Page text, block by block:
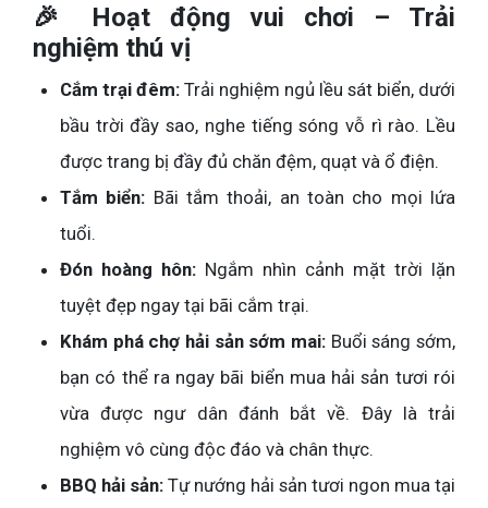
🎉 Hoạt động vui chơi – Trải
nghiệm thú vị
Cắm trại đêm: Trải nghiệm ngủ lều sát biển, dưới
bầu trời đầy sao, nghe tiếng sóng vỗ rì rào. Lều
được trang bị đầy đủ chăn đệm, quạt và ổ điện.
Tắm biển: Bãi tắm thoải, an toàn cho mọi lứa
tuổi.
Đón hoàng hôn: Ngắm nhìn cảnh mặt trời lặn
tuyệt đẹp ngay tại bãi cắm trại.
Khám phá chợ hải sản sớm mai: Buổi sáng sớm,
bạn có thể ra ngay bãi biển mua hải sản tươi rói
vừa được ngư dân đánh bắt về. Đây là trải
nghiệm vô cùng độc đáo và chân thực.
BBQ hải sản: Tự nướng hải sản tươi ngon mua tại